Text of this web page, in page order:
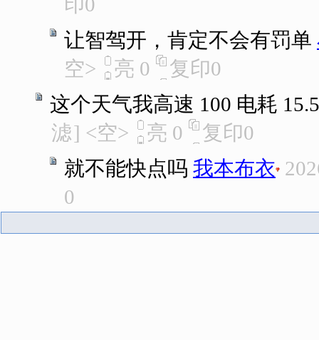
让智驾开，肯定不会有罚单
空>
亮 0 复印0
这个天气我高速 100 电耗
滤] <空> 亮 0 复印0
就不能快点吗 我本布衣
0